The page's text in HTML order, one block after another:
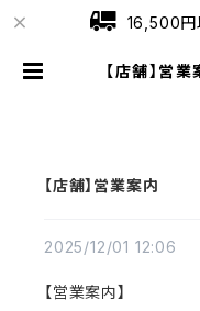
16,500円
【店舗】営
【店舗】営業案内
2025/12/01 12:06
【営業案内】